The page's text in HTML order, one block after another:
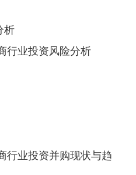
析
行业投资风险分析
行业投资并购现状与趋